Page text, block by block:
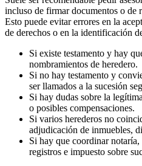
incluso de firmar documentos o de
Esto puede evitar errores en la
de derechos o en la identificación
Si existe testamento y hay
nombramientos de heredero.
Si no hay testamento y
ser llamados a la sucesión
Si hay dudas sobre la
o posibles compensaciones.
Si varios herederos no
adjudicación de inmuebles,
Si hay que coordinar
registros e impuesto sobre